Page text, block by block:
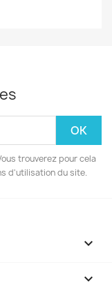
trouverez pour cela
d'utilisation du site.

